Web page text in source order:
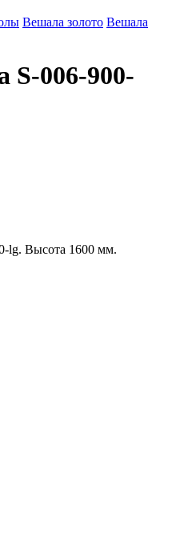
Вешала золото Вешала
S-006-900-
lg. Высота 1600 мм.